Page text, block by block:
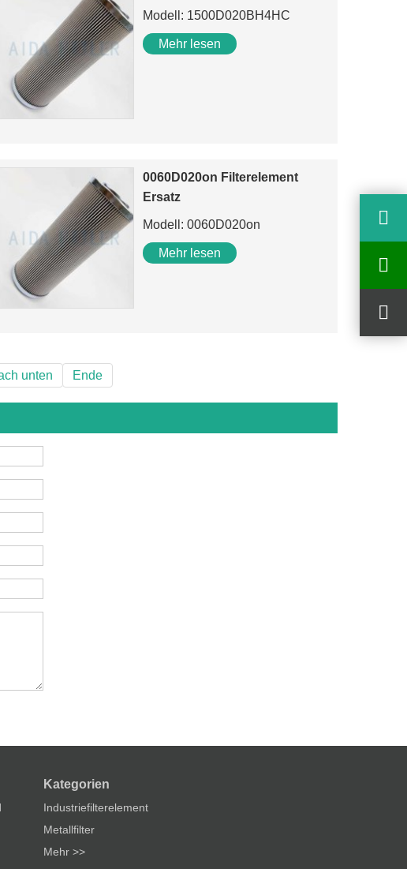
Modell: 1500D020BH4HC
Mehr lesen
0060D020on Filterelement
Ersatz
Modell: 0060D020on
Mehr lesen
unten Ende
Kategorien
Industriefilterelement
Metallfilter
Mehr >>